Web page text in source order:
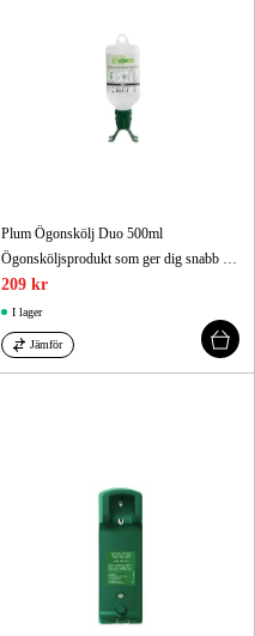
Plum Ögonskölj Duo 500ml
Ögonsköljsprodukt som ger dig snabb och effektiv hjälp när du har fått in smuts, damm, främmande ämnen, syror eller baser i ögat.
209 kr
I lager
Jämför